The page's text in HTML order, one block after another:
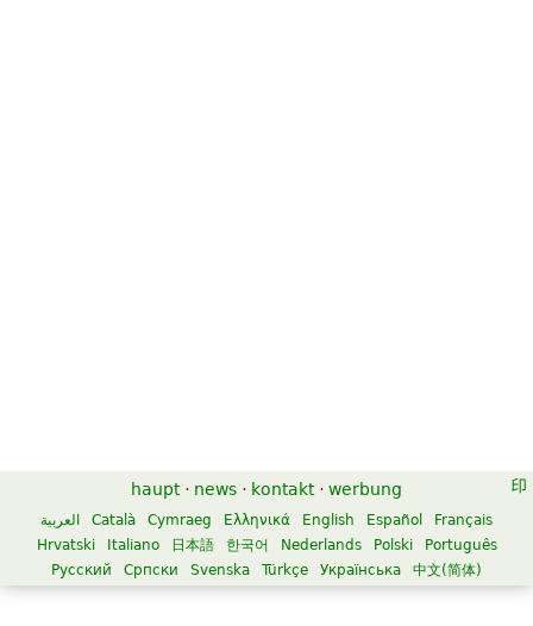
haupt · news · kontakt · werbung
العربية Català Cymraeg Ελληνικά English Español
Français
Hrvatski
Italiano 日本語 한국어 Nederlands Polski
Português
Русский
Српски Svenska Türkçe Українська 中文(简体)